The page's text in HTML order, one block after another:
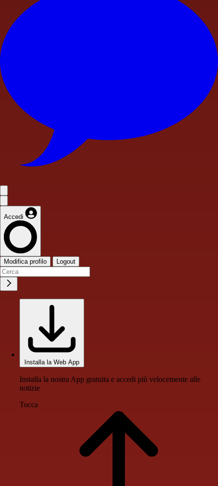
Accedi
Modifica profilo Logout
Installa la Web App
Installa la nostra App gratuita e accedi più velocemente alle
notizie
Tocca